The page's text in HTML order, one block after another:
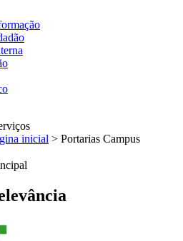
inicial > Portarias Campus